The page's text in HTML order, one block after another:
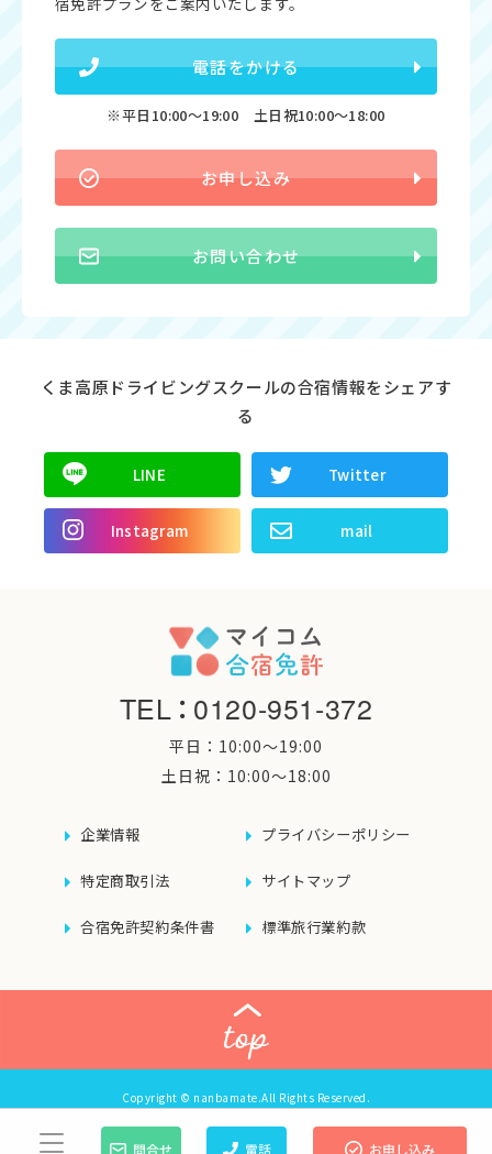
電話をかける
※平日10:00〜19:00 土日祝10:00〜18:00
お申し込み
お問い合わせ
くま高原ドライビングスクールの合宿情報をシェアす
る
LINE Twitter
Instagram mail
TEL：0120-951-372
平日：10:00〜19:00
土日祝：10:00〜18:00
企業情報 プライバシーポリシー
特定商取引法 サイトマップ
合宿免許契約条件書 標準旅行業約款
Copyright © nanbamate.All Rights Reserved.